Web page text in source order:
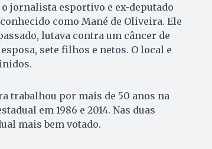
o jornalista esportivo e ex-deputado
como Mané de Oliveira. Ele
lutava contra um câncer de
sete filhos e netos. O local e
trabalhou por mais de 50 anos na
em 1986 e 2014. Nas duas
mais bem votado.